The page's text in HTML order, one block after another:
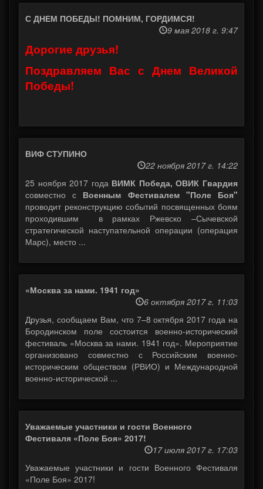
С ДНЕМ ПОБЕДЫ! ПОМНИМ, ГОРДИМСЯ!
9 мая 2018 г. 9:47
Дорогие друзья!
Поздравляем Вас с Днем Великой
Победы!
ВИФ СТУПИНО
22 ноября 2017 г. 14:22
25 ноября 2017 года ВИМК Победа, ОВИК Гвардия
совместно с Военным Фестивалем "Поле Боя"
проводит реконструкцию событий посвященных боям
проходившим в рамках Ржевско –Сычевской
стратегической наступательной операции (операция
Марс), место ...
«Москва за нами. 1941 год»
6 октября 2017 г. 11:03
Друзья, сообщаем Вам, что 7–8 октября 2017 года на
Бородинском поле состоится военно-исторический
фестиваль «Москва за нами. 1941 год». Мероприятие
организовано совместно с Российским военно-
историческим обществом (РВИО) и Международной
военно-исторической ...
Уважаемые участники и гости Военного
Фестиваля «Поле Боя» 2017!
17 июля 2017 г. 17:03
Уважаемые участники и гости Военного Фестиваля
«Поле Боя» 2017!